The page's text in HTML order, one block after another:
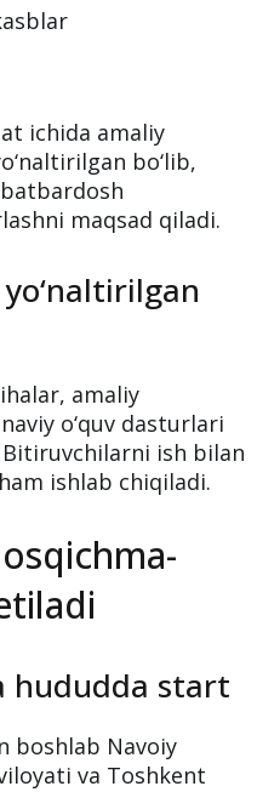
ichida amaliy
bo‘lib,
maqsad qiladi.
amaliy
o‘quv dasturlari
ish bilan
ishlab chiqiladi.
hududda start
boshlab Navoiy
va Toshkent